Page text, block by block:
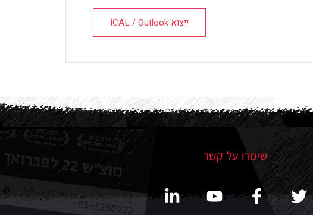
ייצוא ICAL / Outlook
שימרו על קשר